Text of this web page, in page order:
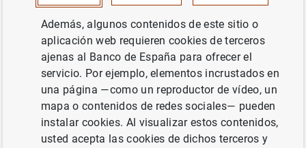
promover la convocatoria de un programa de ayudas a la
investigación en macroeconomía, economía monetaria,
financiera y bancaria. Este programa, de carácter
plurianual, seleccionó distintos convenios de
colaboración entre el Banco de España y universidades y
centros de investigación, para desarrollar actividades
investigadoras relacionadas con temas económicos y
financieros de interés para un banco central. Una vez
finalizados los convenios, en este workshop se
Además, algunos contenidos de este sitio o
aplicación web requieren cookies de terceros
ajenas al Banco de España para ofrecer el
servicio. Por ejemplo, elementos incrustados en
una página —como un reproductor de vídeo, un
mapa o contenidos de redes sociales— pueden
instalar cookies. Al visualizar estos contenidos,
usted acepta las cookies de dichos terceros y